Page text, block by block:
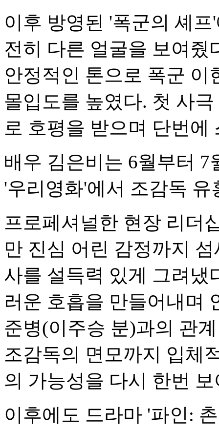
이후 방영된 '폭군의 셰
전히 다른 얼굴을 보여줬
안정적인 톤으로 폭군
몰입도를 높였다. 첫 사
로 호평을 받으며 단번에
배우 김은비는 6월부터 7
'우리영화'에서 조감독
프로페셔널한 현장 리더
만 진심 어린 감정까지
사를 설득력 있게 그려냈
러운 호흡을 만들어내며
준병(이주승 분)과의 관
조감독의 면모까지 입체
의 가능성을 다시 한번
이후에도 드라마 '파인: